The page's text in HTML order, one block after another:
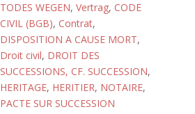
TODES WEGEN, Vertrag, CODE
CIVIL (BGB), Contrat,
DISPOSITION A CAUSE MORT,
Droit civil, DROIT DES
SUCCESSIONS, CF. SUCCESSION,
HERITAGE, HERITIER, NOTAIRE,
PACTE SUR SUCCESSION